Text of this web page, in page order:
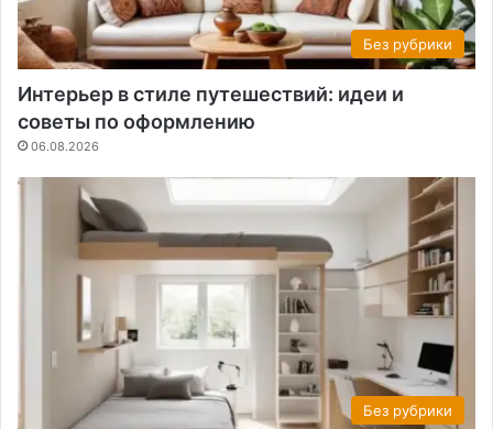
Без рубрики
Интерьер в стиле путешествий: идеи и
советы по оформлению
06.08.2026
Без рубрики